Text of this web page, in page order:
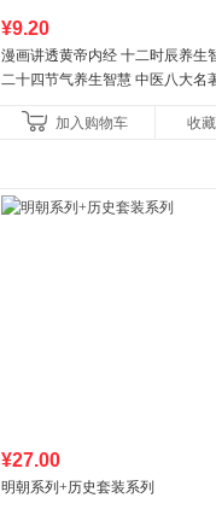
¥9.20
漫画讲透黄帝内经 十二时辰养生
二十四节气养生智慧 中医八大名
加入购物车
收藏
¥27.00
明朝系列+历史套装系列